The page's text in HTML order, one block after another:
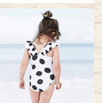
ッズ ルーム ブラック ゴー
ルド シルバー エミリース
タイル emilystyle